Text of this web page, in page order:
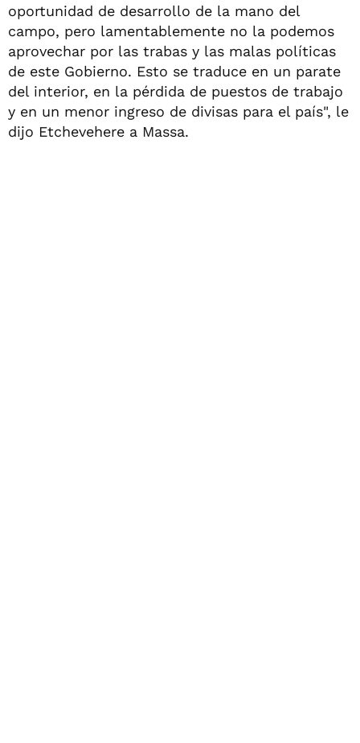
oportunidad de desarrollo de la mano del
campo, pero lamentablemente no la podemos
aprovechar por las trabas y las malas políticas
de este Gobierno. Esto se traduce en un parate
del interior, en la pérdida de puestos de trabajo
y en un menor ingreso de divisas para el país", le
dijo Etchevehere a Massa.